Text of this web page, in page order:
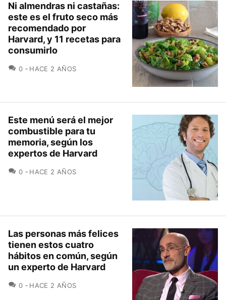
Ni almendras ni castañas:
este es el fruto seco más
recomendado por
Harvard, y 11 recetas para
consumirlo
0 COMENTARIOS
HACE 2 AÑOS
Este menú será el mejor
combustible para tu
memoria, según los
expertos de Harvard
0 COMENTARIOS
HACE 2 AÑOS
Las personas más felices
tienen estos cuatro
hábitos en común, según
un experto de Harvard
0 COMENTARIOS
HACE 2 AÑOS